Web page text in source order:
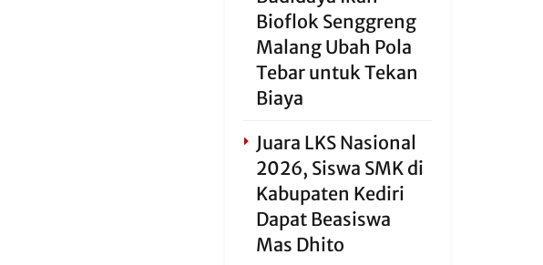
Bioflok Senggreng
Malang Ubah Pola
Tebar untuk Tekan
Biaya
Juara LKS Nasional
2026, Siswa SMK di
Kabupaten Kediri
Dapat Beasiswa
Mas Dhito